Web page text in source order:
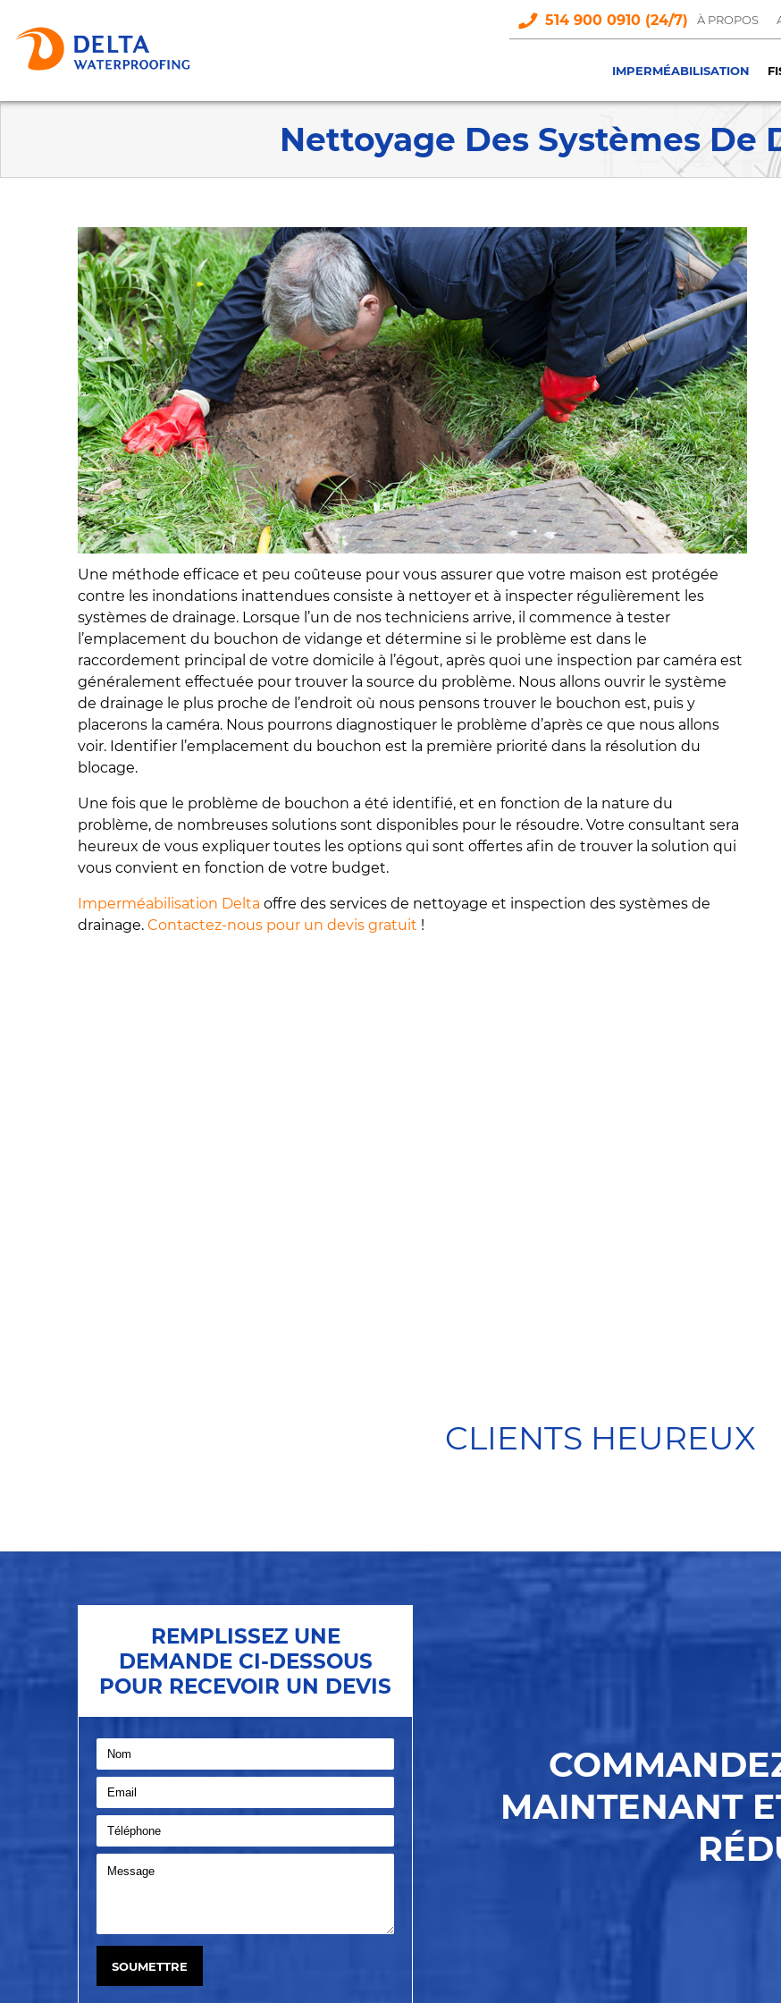
514 900 0910 (24/7) À PROPOS
IMPERMÉABILISATION
Nettoyage Des Systèmes De
Une méthode efficace et peu coûteuse pour vous assurer que votre maison est protégée
contre les inondations inattendues consiste à nettoyer et à inspecter régulièrement les
systèmes de drainage. Lorsque l’un de nos techniciens arrive, il commence à tester
l’emplacement du bouchon de vidange et détermine si le problème est dans le
raccordement principal de votre domicile à l’égout, après quoi une inspection par caméra est
généralement effectuée pour trouver la source du problème. Nous allons ouvrir le système
de drainage le plus proche de l’endroit où nous pensons trouver le bouchon est, puis y
placerons la caméra. Nous pourrons diagnostiquer le problème d’après ce que nous allons
voir. Identifier l’emplacement du bouchon est la première priorité dans la résolution du
blocage.
Une fois que le problème de bouchon a été identifié, et en fonction de la nature du
problème, de nombreuses solutions sont disponibles pour le résoudre. Votre consultant sera
heureux de vous expliquer toutes les options qui sont offertes afin de trouver la solution qui
vous convient en fonction de votre budget.
Imperméabilisation Delta offre des services de nettoyage et inspection des systèmes de
drainage. Contactez-nous pour un devis gratuit !
CLIENTS HEUREUX
REMPLISSEZ UNE
DEMANDE CI-DESSOUS
POUR RECEVOIR UN DEVIS
MAINTENANT